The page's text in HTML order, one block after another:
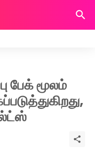
பேக் மூலம்